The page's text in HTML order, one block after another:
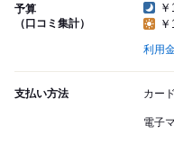
予算
（口コミ集計）
利用
支払い方法 カー
電子